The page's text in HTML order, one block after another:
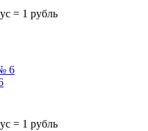
= 1 рубль
= 1 рубль